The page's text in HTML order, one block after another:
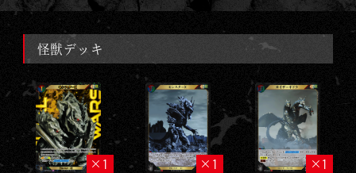
怪獣デッキ
1 1 1